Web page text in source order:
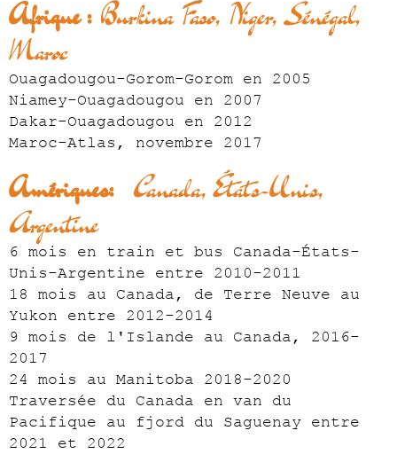
Afrique : Burkina Faso, Niger, Sénégal,
Maroc
Ouagadougou-Gorom-Gorom en 2005
Niamey-Ouagadougou en 2007
Dakar-Ouagadougou en 2012
Maroc-Atlas, novembre 2017
Amériques: Canada, États-Unis,
Argentine
6 mois en train et bus Canada-États-
Unis-Argentine entre 2010-2011
18 mois au Canada, de Terre Neuve au
Yukon entre 2012-2014
9 mois de l'Islande au Canada, 2016-
2017
24 mois au Manitoba 2018-2020
Traversée du Canada en van du
Pacifique au fjord du Saguenay entre
2021 et 2022